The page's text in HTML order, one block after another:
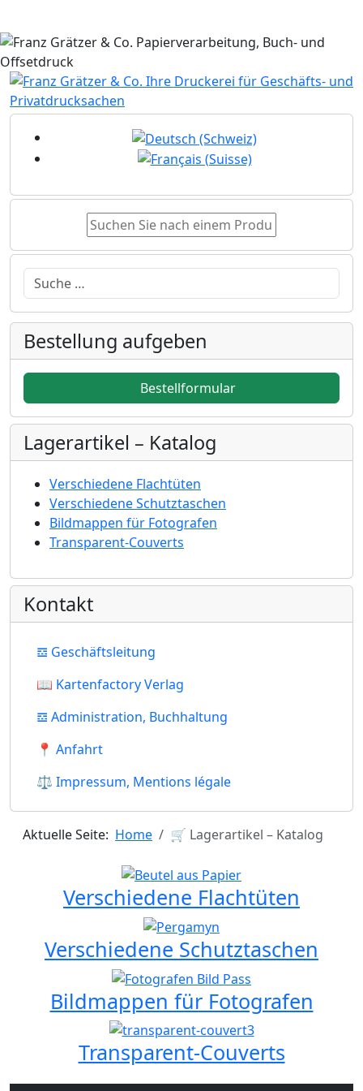
Sprache auswählen
Bestellung aufgeben
Bestellformular
Lagerartikel – Katalog
Verschiedene Flachtüten
Verschiedene Schutztaschen
Bildmappen für Fotografen
Transparent-Couverts
Kontakt
𝌕 Geschäftsleitung
📖 Kartenfactory Verlag
𝌕 Administration, Buchhaltung
📍 Anfahrt
⚖ Impressum, Mentions légale
Aktuelle Seite: Home 🛒 Lagerartikel – Katalog
Verschiedene Flachtüten
Verschiedene Schutztaschen
Bildmappen für Fotografen
Transparent-Couverts